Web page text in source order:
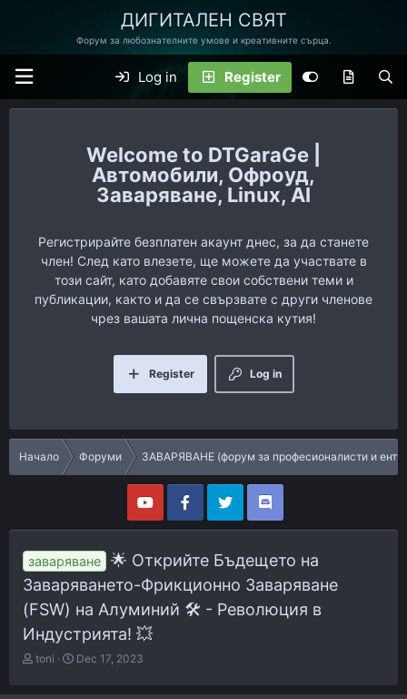
ДИГИТАЛЕН СВЯТ
Форум за любознателните умове и креативните сърца.
Log in Register
DTGaraGe |
Автомобили, Офроуд,
Заваряване, Linux, AI
Регистрирайте безплатен акаунт днес, за да станете
член! След като влезете, ще можете да участвате в
този сайт, като добавяте свои собствени теми и
публикации, както и да се свързвате с други членове
чрез вашата лична пощенска кутия!
Log in
Register
Начало Форуми ЗАВАРЯВАНЕ (форум за професионалисти и
заваряване
🌟 Открийте Бъдещето на
Заваряването-Фрикционно Заваряване
(FSW) на Алуминий 🛠️ - Революция в
Индустрията! 💥
T
toni
S
Dec 17, 2023